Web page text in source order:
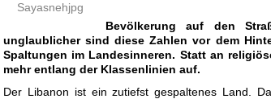
Sayasnehjpg
Bevölkerung auf den
unglaublicher sind diese Zahlen vor dem
Spaltungen im Landesinneren. Statt an
mehr entlang der Klassenlinien auf.
Der Libanon ist ein zutiefst gespaltenes Land.